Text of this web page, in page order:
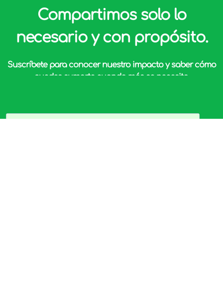
Compartimos solo lo
necesario y con propósito.
Suscríbete para conocer nuestro impacto y saber cómo
puedes sumarte cuando más se necesita.